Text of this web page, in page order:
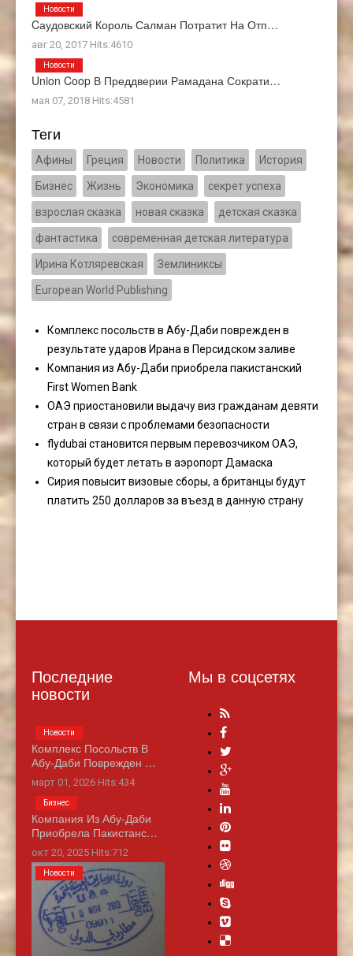
Cаудовский Король Салман Потратит На Отп…
авг 20, 2017 Hits:4610
Новости
Union Coop В Преддверии Рамадана Сократи…
мая 07, 2018 Hits:4581
Новости
Теги
Афины Греция Новости Политика История
Бизнес Жизнь Экономика секрет успеха
взрослая сказка новая сказка детская сказка
фантастика современная детская литература
Ирина Котляревская Землиниксы
European World Publishing
Комплекс посольств в Абу-Даби поврежден в
результате ударов Ирана в Персидском заливе
Компания из Абу-Даби приобрела пакистанский
First Women Bank
ОАЭ приостановили выдачу виз гражданам девяти
стран в связи с проблемами безопасности
flydubai становится первым перевозчиком ОАЭ,
который будет летать в аэропорт Дамаска
Сирия повысит визовые сборы, а британцы будут
платить 250 долларов за въезд в данную страну
Последние
новости
Комплекс Посольств В
Абу-Даби Поврежден …
март 01, 2026 Hits:434
Новости
Компания Из Абу-Даби
Приобрела Пакистанс…
окт 20, 2025 Hits:712
Бизнес
Новости
Мы в соцсетях